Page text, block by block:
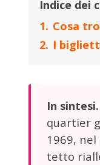
Indice dei
1. Cosa
2. I
In sintesi.
quartier
1969,
tetto